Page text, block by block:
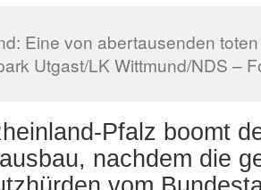
Eine von abertausenden
Utgast/LK Wittmund/NDS –
Pfalz boomt
nachdem die